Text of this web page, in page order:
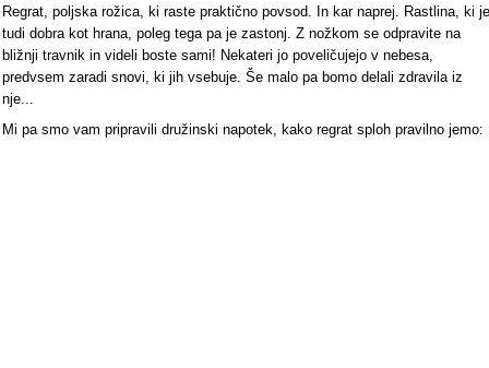
Regrat, poljska rožica, ki raste praktično povsod. In kar naprej. Rastlina, ki je
tudi dobra kot hrana, poleg tega pa je zastonj. Z nožkom se odpravite na
bližnji travnik in videli boste sami! Nekateri jo poveličujejo v nebesa,
predvsem zaradi snovi, ki jih vsebuje. Še malo pa bomo delali zdravila iz
nje...
Mi pa smo vam pripravili družinski napotek, kako regrat sploh pravilno jemo: